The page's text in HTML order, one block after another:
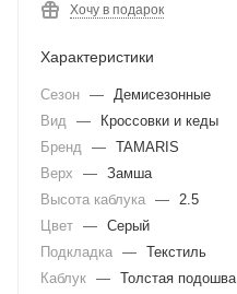
Хочу в подарок
Характеристики
Сезон —
Демисезонные
Вид
—
Кроссовки и кеды
Бренд
— TAMARIS
Верх
— Замша
Высота каблука —
2.5
Цвет — Серый
Подкладка — Текстиль
Каблук — Толстая подошва